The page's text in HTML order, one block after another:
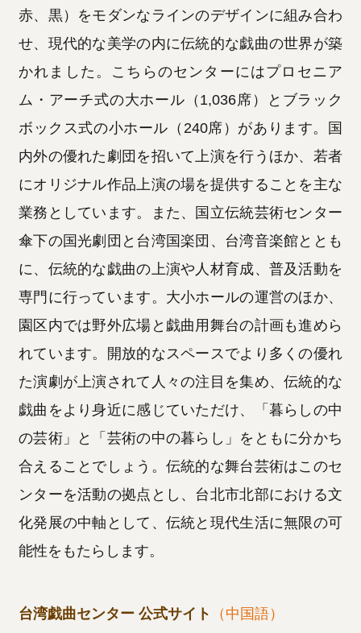
赤、黒）をモダンなラインのデザインに組み合わ
せ、現代的な美学の内に伝統的な戯曲の世界が築
かれました。こちらのセンターにはプロセニア
ム・アーチ式の大ホール（1,036席）とブラック
ボックス式の小ホール（240席）があります。国
内外の優れた劇団を招いて上演を行うほか、若者
にオリジナル作品上演の場を提供することを主な
業務としています。また、国立伝統芸術センター
傘下の国光劇団と台湾国楽団、台湾音楽館ととも
に、伝統的な戯曲の上演や人材育成、普及活動を
専門に行っています。大小ホールの運営のほか、
園区内では野外広場と戯曲用舞台の計画も進めら
れています。開放的なスペースでより多くの優れ
た演劇が上演されて人々の注目を集め、伝統的な
戯曲をより身近に感じていただけ、「暮らしの中
の芸術」と「芸術の中の暮らし」をともに分かち
合えることでしょう。伝統的な舞台芸術はこのセ
ンターを活動の拠点とし、台北市北部における文
化発展の中軸として、伝統と現代生活に無限の可
能性をもたらします。
台湾戯曲センター 公式サイト （中国語）